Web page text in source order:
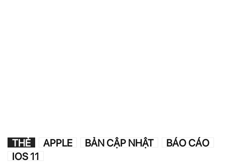
THẺ APPLE BẢN CẬP NHẬT
BÁO CÁO
IOS 11